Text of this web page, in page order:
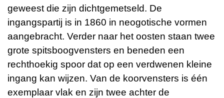
geweest die zijn dichtgemetseld. De
ingangspartij is in 1860 in neogotische vormen
aangebracht. Verder naar het oosten staan twee
grote spitsboogvensters en beneden een
rechthoekig spoor dat op een verdwenen kleine
ingang kan wijzen. Van de koorvensters is één
exemplaar vlak en zijn twee achter de